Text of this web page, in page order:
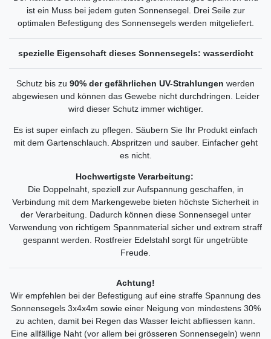
ist ein Muss bei jedem guten Sonnensegel. Drei Seile zur
optimalen Befestigung des Sonnensegels werden mitgeliefert.
spezielle Eigenschaft dieses Sonnensegels: wasserdicht
Schutz bis zu 90% der gefährlichen UV-Strahlungen werden
abgewiesen und können das Gewebe nicht durchdringen. Leider
wird dieser Schutz immer wichtiger.
Es ist super einfach zu pflegen. Säubern Sie Ihr Produkt einfach
mit dem Gartenschlauch. Abspritzen und sauber. Einfacher geht
es nicht.
Hochwertigste Verarbeitung:
Die Doppelnaht, speziell zur Aufspannung geschaffen, in
Verbindung mit dem Markengewebe bieten höchste Sicherheit in
der Verarbeitung. Dadurch können diese Sonnensegel unter
Verwendung von richtigem Spannmaterial sicher und extrem straff
gespannt werden. Rostfreier Edelstahl sorgt für ungetrübte
Freude.
Achtung!
Wir empfehlen bei der Befestigung auf eine straffe Spannung des
Sonnensegels 3x4x4m sowie einer Neigung von mindestens 30%
zu achten, damit bei Regen das Wasser leicht abfliessen kann.
Eine allfällige Naht (vor allem bei grösseren Sonnensegeln) wenn